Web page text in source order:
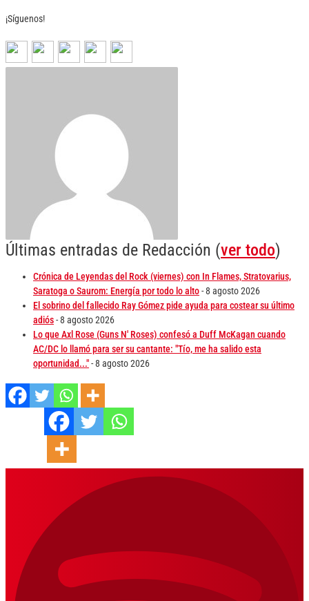
¡Síguenos!
Últimas entradas de Redacción (ver todo)
Crónica de Leyendas del Rock (viernes) con In Flames, Stratovarius,
Saratoga o Saurom: Energía por todo lo alto- 8 agosto 2026
El sobrino del fallecido Ray Gómez pide ayuda para costear su último
adiós- 8 agosto 2026
Lo que Axl Rose (Guns N' Roses) confesó a Duff McKagan cuando
AC/DC lo llamó para ser su cantante: "Tío, me ha salido esta
oportunidad..."- 8 agosto 2026